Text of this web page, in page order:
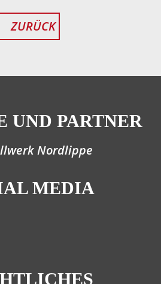
ZURÜCK
UND PARTNER
Nordlippe
MEDIA